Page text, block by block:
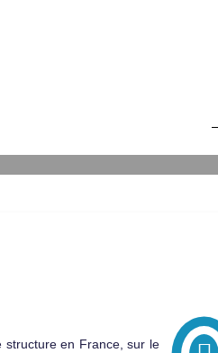
structure en France, sur le